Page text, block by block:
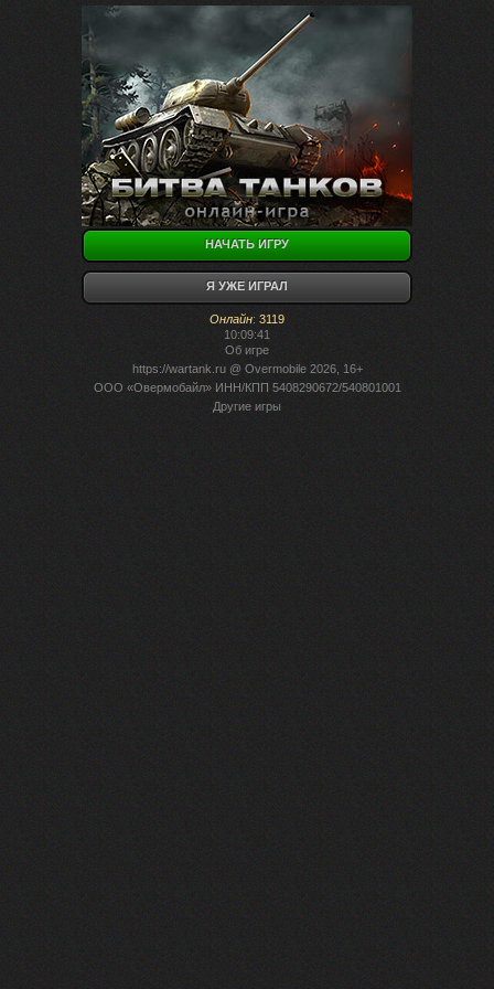
НАЧАТЬ ИГРУ
Я УЖЕ ИГРАЛ
Онлайн: 3119
10:09:41
Об игре
https://wartank.ru@ Overmobile 2026, 16+
ООО «Овермобайл» ИНН/КПП 5408290672/540801001
Другие игры